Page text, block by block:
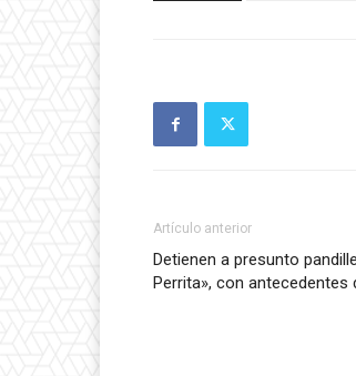
Artículo anterior
Detienen a presunto
Perrita», con antecedentes